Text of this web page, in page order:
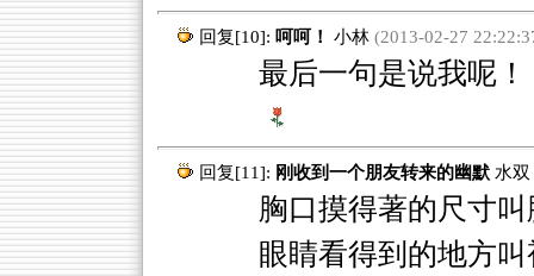
回复[10]: 呵呵！ 小林(2013-02-27
最后一句是说我呢！
回复[11]: 刚收到一个朋友转来的幽默 水双
胸口摸得著的尺寸叫
眼睛看得到的地方